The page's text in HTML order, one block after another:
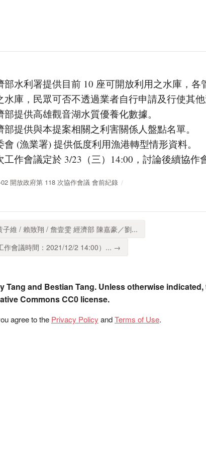
部水利署提供目前 10 座可開放利用之水庫，
水庫，民眾可否不透過業者自行申請及行使其他
部提供高雄觀音湖水質優養化數據。
部提供與本提案相關之利害關係人盤點名單。
會 (漁業署) 提供低度利用漁港轉型情形資料。
工作會議定於 3/23（三）14:00，討論後續協作
開放政府第 118 次協作會議 會前紀錄
維 / 賴致翔 / 詹壹雯 經濟部 陳嘉豪／劉...
作會議時間：2021/12/2 14:00）... →
Tang and Bestian Tang. Unless otherwise
Commons CC0 license.
agree to the Privacy Policy andTerms of Use.